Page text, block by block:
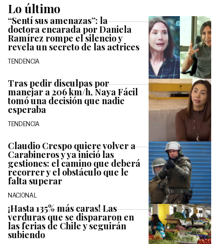
Lo último
“Sentí sus amenazas”: la
doctora encarada por Daniela
Ramírez rompe el silencio y
revela un secreto de las actrices
TENDENCIA
Tras pedir disculpas por
manejar a 206 km/h, Naya Fácil
tomó una decisión que nadie
esperaba
TENDENCIA
Claudio Crespo quiere volver a
Carabineros y ya inició las
gestiones: el camino que deberá
recorrer y el obstáculo que le
falta superar
NACIONAL
¡Hasta 135% más caras! Las
verduras que se dispararon en
las ferias de Chile y seguirán
subiendo